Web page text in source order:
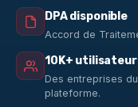
DPA disponible
Accord de
10K+
Des entreprises
plateforme.